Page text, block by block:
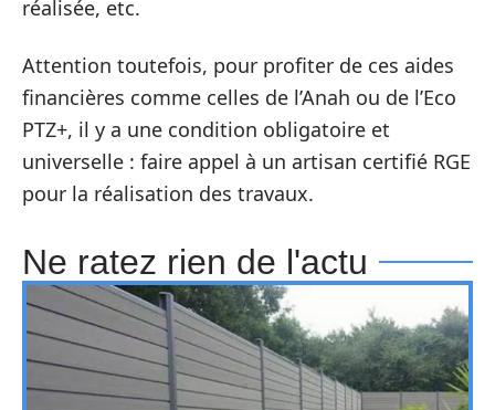
réalisée, etc.
Attention toutefois, pour profiter de ces aides
financières comme celles de l’Anah ou de l’Eco
PTZ+, il y a une condition obligatoire et
universelle : faire appel à un artisan certifié RGE
pour la réalisation des travaux.
Ne ratez rien de l'actu